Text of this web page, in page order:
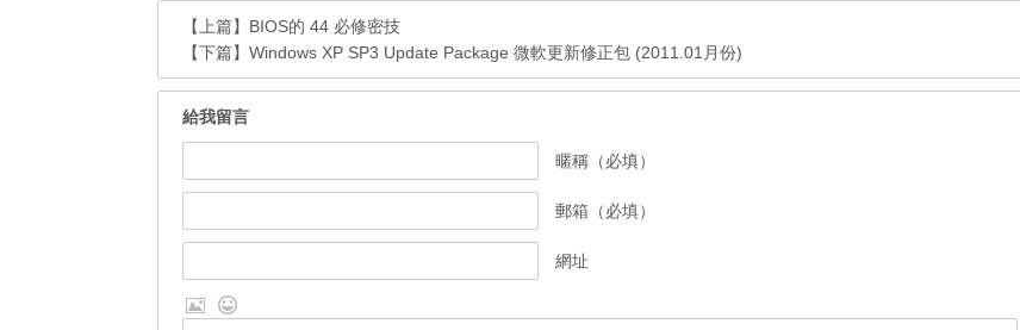
【上篇】 BIOS的 44 必修密技
【下篇】 Windows XP SP3 Update Package 微軟更新修正包 (2011.01月份)
給我留言
暱稱（必填）
郵箱（必填）
網址